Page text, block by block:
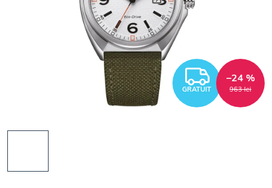
GRATUIT 963 lei
–24 %